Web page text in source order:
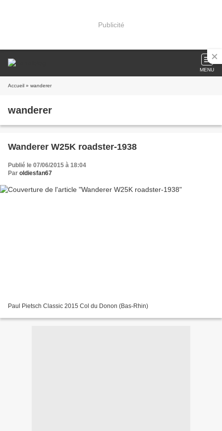
Publicité
MENU
Accueil » wanderer
wanderer
Wanderer W25K roadster-1938
Publié le 07/06/2015 à 18:04
Par oldiesfan67
Paul Pietsch Classic 2015 Col du Donon (Bas-Rhin)